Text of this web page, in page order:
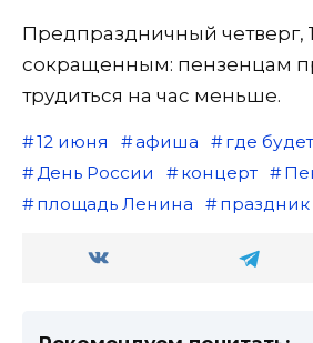
Предпраздничный четверг,
сокращенным: пензенцам
трудиться на час меньше.
12 июня афиша
где
День России
концерт
площадь Ленина
праздник